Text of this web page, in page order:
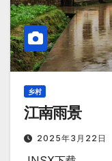
乡村
江南雨景
2025年3月22日